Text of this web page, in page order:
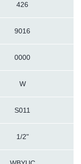
426
9016
0000
W
S011
1/2"